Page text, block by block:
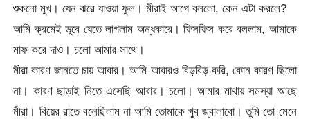
শুকনো মুখ। যেন ঝরে যাওয়া ফুল। মীরাই আগে বললো, কেন এটা করলে?
আমি ক্রমেই ডুবে যেতে লাগলাম অন্ধকারে। ফিসফিস করে বললাম, আমাকে
মাফ করে দাও। চলো আমার সাথে।
মীরা কারণ জানতে চায় আবার। আমি আবারও বিড়বিড় করি, কোন কারণ ছিলো
না। কারণ ছাড়াই নিতে এসেছি আবার। চলো। আমার মাথায় সমস্যা আছে
মীরা। বিয়ের রাতে বলেছিলাম না আমি তোমাকে খুব জ্বালাবো। তুমি তো মেনে